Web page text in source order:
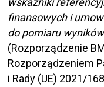
finansowych i
do pomiaru
(Rozporządzenie
Rozporządzeniem
i Rady (UE) 2021/